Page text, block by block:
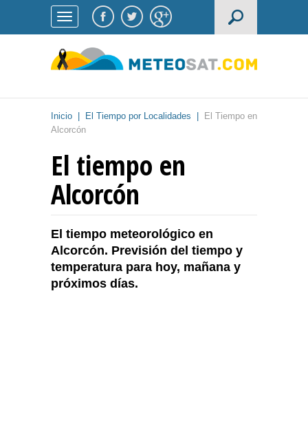
Inicio El Tiempo por Localidades
El Tiempo en
Alcorcón
El tiempo en
Alcorcón
El tiempo meteorológico en
Alcorcón. Previsión del tiempo y
temperatura para hoy, mañana y
próximos días.